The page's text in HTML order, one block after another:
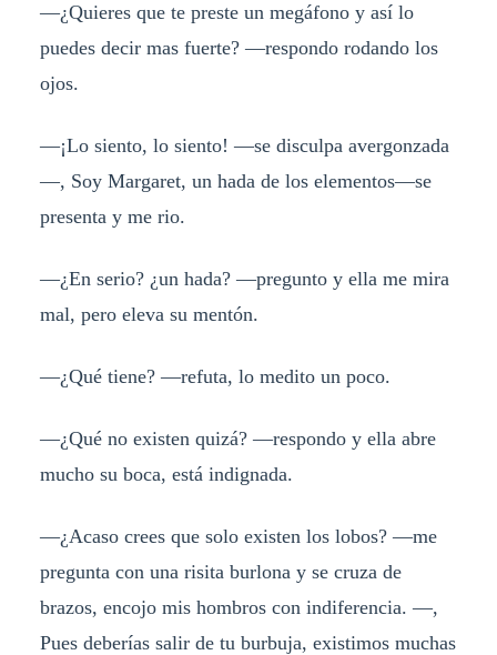
—¿Quieres que te preste un megáfono y así lo
puedes decir mas fuerte? —respondo rodando los
ojos.
—¡Lo siento, lo siento! —se disculpa avergonzada
—, Soy Margaret, un hada de los elementos—se
presenta y me rio.
—¿En serio? ¿un hada? —pregunto y ella me mira
mal, pero eleva su mentón.
—¿Qué tiene? —refuta, lo medito un poco.
—¿Qué no existen quizá? —respondo y ella abre
mucho su boca, está indignada.
—¿Acaso crees que solo existen los lobos? —me
pregunta con una risita burlona y se cruza de
brazos, encojo mis hombros con indiferencia. —,
Pues deberías salir de tu burbuja, existimos muchas